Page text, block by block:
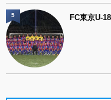
FC東京U-
5